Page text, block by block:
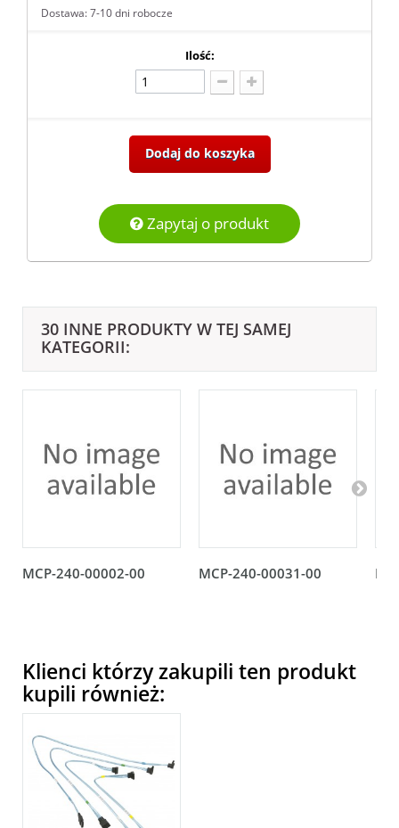
Dostawa: 7-10 dni robocze
Ilość:
Dodaj do koszyka
Zapytaj o produkt
30 INNE PRODUKTY W TEJ SAMEJ
KATEGORII:
MCP-240-00002-00 MCP-240-00031-00
Klienci którzy zakupili ten produkt
kupili również: